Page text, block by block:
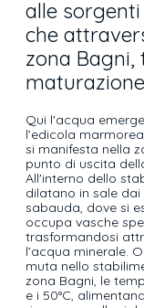
alle
che
zona
Qui l'acqua
l’edicola
si manifesta nella
punto di uscita
All'interno dello
dilatano in sale
sabauda, dove si
occupa vasche
trasformandosi
l’acqua minerale.
muta nello
zona Bagni, le
e i 50°C,